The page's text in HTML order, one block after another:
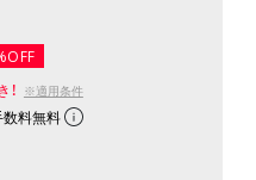
！ ※適用条件
料無料